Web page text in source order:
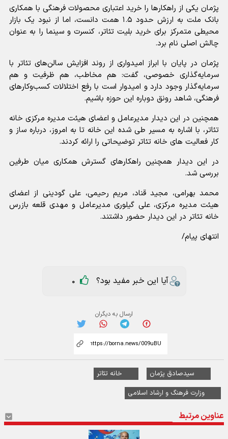
پژمان یکی از راهکارها را خرید اعتباری محصولات فرهنگی با همکاری
بانک ملت به ارزش حدود ۱.۵ همت دانست، اما از نبود یک بازار
محیطی متمرکز برای خرید بلیت تئاتر، کنسرت و سینما را به عنوان
چالش اصلی نام برد.
پژمان در پایان با ابراز امیدواری از روند افزایش سالن‌های تئاتر با
سرمایه‌گذاری خصوصی، گفت: هم مخاطب، هم ظرفیت و هم
سرمایه‌گذار وجود دارد و امیدوار است با رفع اختلالات کسب‌وکارهای
فرهنگی، شاهد رونق دوباره این حوزه باشیم.
همچنین در این دیدار مدیرعامل و اعضای هیئت مدیره مرکزی خانه
تئاتر، با اشاره به مسیر طی شده این خانه تا به امروز، درباره ساز و
کار فعالیت های خانه تئاتر توضیحاتی را ارائه کردند.
در این دیدار همچنین راهکارهای گسترش همکاری میان طرفین
بررسی شد.
محمد بهرامی، مجید قناد، مریم رحیمی، علی گودینی از اعضای
هیئت مدیره مرکزی، علی گیلوری مدیرعامل و مهدی قلعه بازرس
خانه تئاتر در این دیدار حضور داشتند.
انتهای پیام/
آیا این خبر مفید بود؟ 0
ارسال به دیگران
سیدصادق پژمان
خانه تئاتر
وزارت فرهنگ و ارشاد اسلامی
عناوین مرتبط